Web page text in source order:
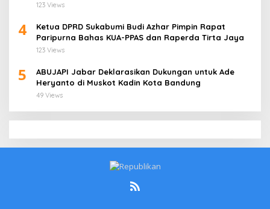
123 Views
4
Ketua DPRD Sukabumi Budi Azhar Pimpin Rapat
Paripurna Bahas KUA-PPAS dan Raperda Tirta Jaya
123 Views
5
ABUJAPI Jabar Deklarasikan Dukungan untuk Ade
Heryanto di Muskot Kadin Kota Bandung
49 Views